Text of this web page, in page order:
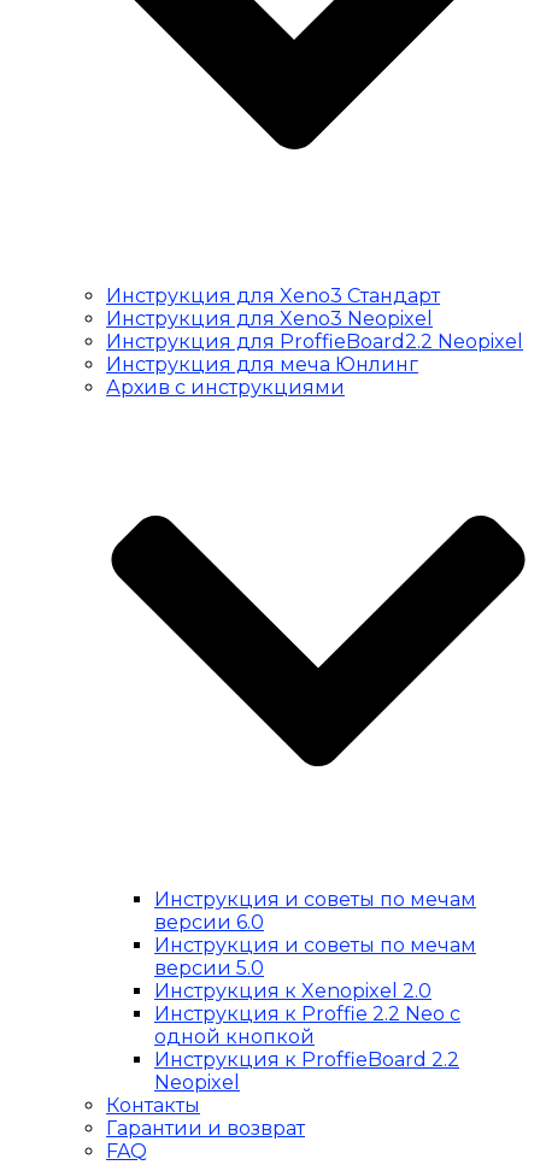
Инструкция для Xeno3 Стандарт
Инструкция для Xeno3 Neopixel
Инструкция для ProffieBoard2.2 Neopixel
Инструкция для меча Юнлинг
Архив с инструкциями
Инструкция и советы по мечам
версии 6.0
Инструкция и советы по мечам
версии 5.0
Инструкция к Xenopixel 2.0
Инструкция к Proffie 2.2 Neo с
одной кнопкой
Инструкция к ProffieBoard 2.2
Neopixel
Контакты
Гарантии и возврат
FAQ